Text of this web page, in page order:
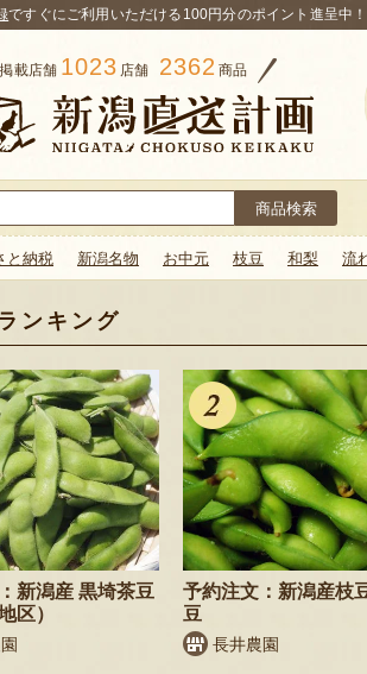
ですぐにご利用いただける100円分のポイント進呈中！
掲載店舗 1023 店舗 2362 商品
と納税 新潟名物 お中元 枝豆 和梨 流
ンキング
新潟産 黒埼茶豆
区）
予約注文：新潟産枝
豆
長井農園